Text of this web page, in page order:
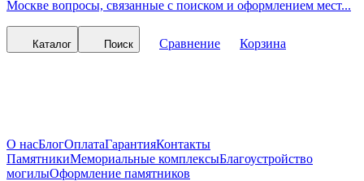
Москве вопросы, связанные с поиском и оформлением мест...
Каталог Поиск Сравнение Корзина
О насБлогОплатаГарантияКонтакты
ПамятникиМемориальные комплексыБлагоустройство
могилыОформление памятников